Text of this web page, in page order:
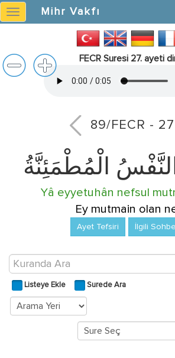
Mihr
Vakfı
Mihr Vakfı
FECR Suresi 27. ayeti
89/FECR - 27
النَّفْسُ الْمُطْمَئِنَّةُ
Yâ eyyetuhân nefsul
Ey mutmain olan
Ayet Tefsiri İlgili
Listeye Ekle Surede Ara